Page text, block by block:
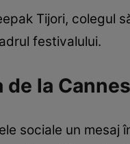
Tijori, colegul
festivalului.
la Cannes
sociale un